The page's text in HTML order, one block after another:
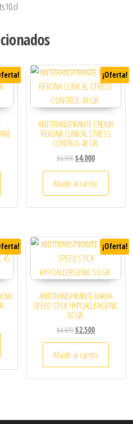
era: $5.999.
actual es: $3.000.
¡Oferta!
ANTITRANSPIRANTE CREMA
REXONA CLINICAL STRESS
CONTROL 48 GR.
$6.990El precio original era:
$4.000El precio
Añadir al carrito
era: $3.999.
actual es: $2.500.
¡Oferta!
ANTITRANSPIRANTE BARRA
SPEED STICK HYPOALLERGENIC
50 GR.
$4.699El precio original era:
$2.500El precio
Añadir al carrito